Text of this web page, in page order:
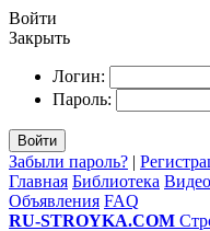
Войти
Закрыть
Логин:
Пароль:
Войти
Забыли пароль? |
Главная Библиотека
Объявления FAQ
RU-STROYKA.COM